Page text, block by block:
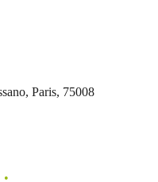
Paris, 75008